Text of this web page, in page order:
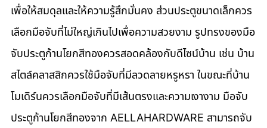
เพื่อให้สมดุลและให้ความรู้สึกมั่นคง ส่วนประตูขนาดเล็กควร
เลือกมือจับที่ไม่ใหญ่เกินไปเพื่อความสวยงาม รูปทรงของมือ
จับประตูก้านโยกสีทองควรสอดคล้องกับดีไซน์บ้าน เช่น บ้าน
สไตล์คลาสสิกควรใช้มือจับที่มีลวดลายหรูหรา ในขณะที่บ้าน
โมเดิร์นควรเลือกมือจับที่มีเส้นตรงและความเงางาม มือจับ
ประตูก้านโยกสีทองจาก AELLAHARDWARE สามารถจับ